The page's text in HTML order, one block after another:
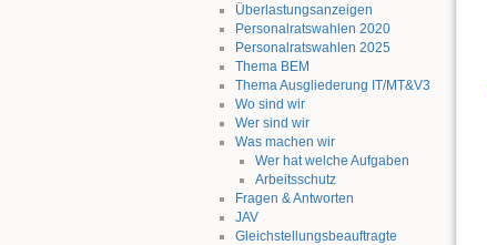
Überlastungsanzeigen
Personalratswahlen 2020
Personalratswahlen 2025
Thema BEM
Thema Ausgliederung IT/MT&V3
Wo sind wir
Wer sind wir
Was machen wir
Wer hat welche Aufgaben
Arbeitsschutz
Fragen & Antworten
JAV
Gleichstellungsbeauftragte